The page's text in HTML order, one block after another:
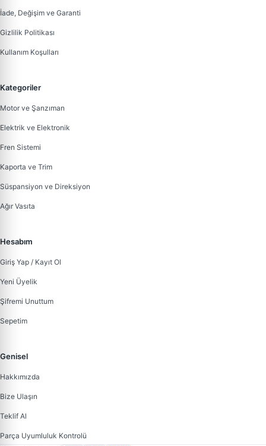
İade, Değişim ve Garanti
Gizlilik Politikası
Kullanım Koşulları
Kategoriler
Motor ve Şanzıman
Elektrik ve Elektronik
Fren Sistemi
Kaporta ve Trim
Süspansiyon ve Direksiyon
Ağır Vasıta
Hesabım
Giriş Yap / Kayıt Ol
Yeni Üyelik
Şifremi Unuttum
Sepetim
Genisel
Hakkımızda
Bize Ulaşın
Teklif Al
Parça Uyumluluk Kontrolü